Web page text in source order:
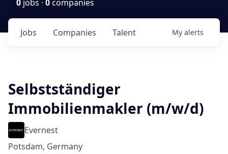
0 jobs · 0companies
Jobs Companies Talent My alerts
Selbstständiger
Immobilienmakler (m/w/d)
Evernest
Potsdam, Germany